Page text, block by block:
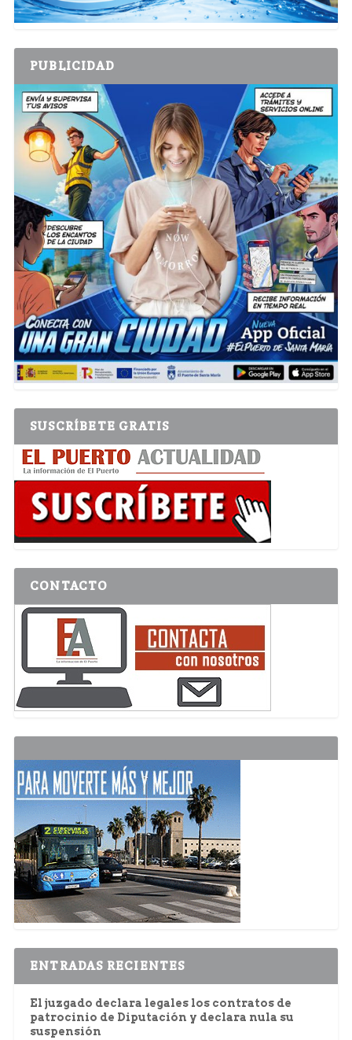
PUBLICIDAD
SUSCRÍBETE GRATIS
CONTACTO
ENTRADAS RECIENTES
El juzgado declara legales los contratos de
patrocinio de Diputación y declara nula su
suspensión